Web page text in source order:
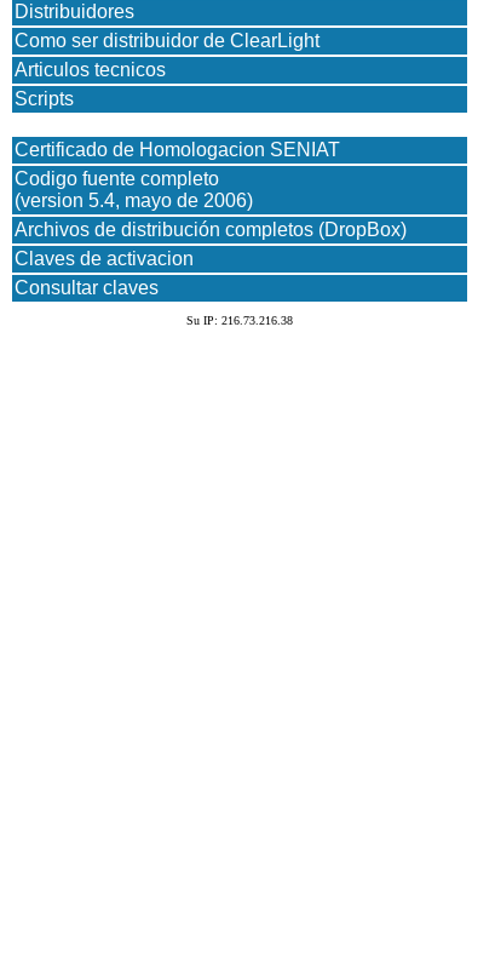
Distribuidores
Como ser distribuidor de ClearLight
Articulos tecnicos
Scripts
Certificado de Homologacion SENIAT
Codigo fuente completo
(version 5.4, mayo de 2006)
Archivos de distribución completos (DropBox)
Claves de activacion
Consultar claves
Su IP: 216.73.216.38